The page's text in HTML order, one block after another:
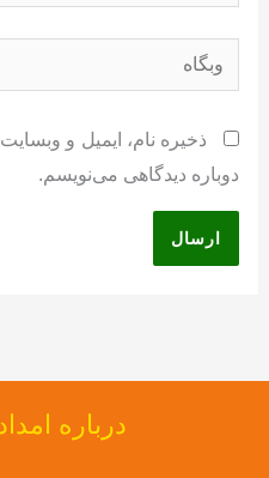
وبگاه
ذخیره نام، ایمیل و
دوباره دیدگاهی می‌نویسم.
درباره